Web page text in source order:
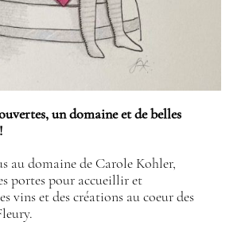
un domaine et de belles
au domaine de Carole Kohler,
portes pour accueillir et
vins et des créations au coeur des